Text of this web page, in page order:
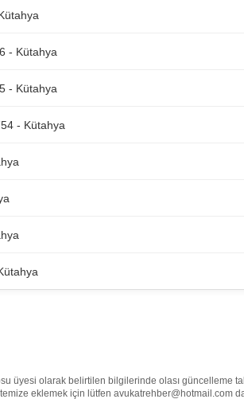
- Kütahya
- Kütahya
- Kütahya
üyesi olarak belirtilen bilgilerinde olası güncelleme
eklemek için lütfen avukatrehber@hotmail.com